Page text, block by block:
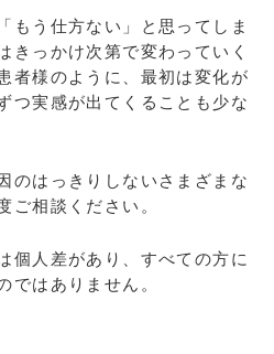
もう仕方ない」と思ってしま
きっかけ次第で変わっていく
者様のように、最初は変化が
つ実感が出てくることも少な
のはっきりしないさまざまな
ご相談ください。
個人差があり、すべての方に
ではありません。